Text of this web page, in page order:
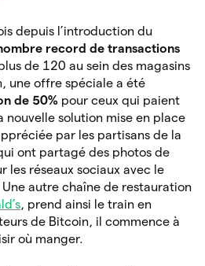
depuis l’introduction du
record de transactions
de 120 au sein des magasins
une offre spéciale a été
de 50% pour ceux qui paient
nouvelle solution mise en place
par les partisans de la
ont partagé des photos de
les réseaux sociaux avec le
Une autre chaîne de restauration
, prend ainsi le train en
de Bitcoin, il commence à
où manger.